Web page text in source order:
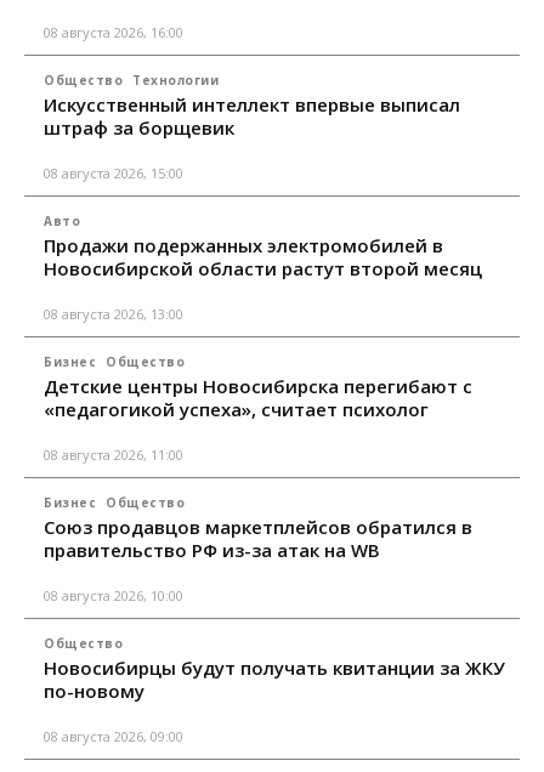
08 августа 2026, 16:00
Общество Технологии
Искусственный интеллект впервые выписал
штраф за борщевик
08 августа 2026, 15:00
Авто
Продажи подержанных электромобилей в
Новосибирской области растут второй месяц
08 августа 2026, 13:00
Бизнес Общество
Детские центры Новосибирска перегибают с
«педагогикой успеха», считает психолог
08 августа 2026, 11:00
Бизнес Общество
Союз продавцов маркетплейсов обратился в
правительство РФ из-за атак на WB
08 августа 2026, 10:00
Общество
Новосибирцы будут получать квитанции за ЖКУ
по-новому
08 августа 2026, 09:00